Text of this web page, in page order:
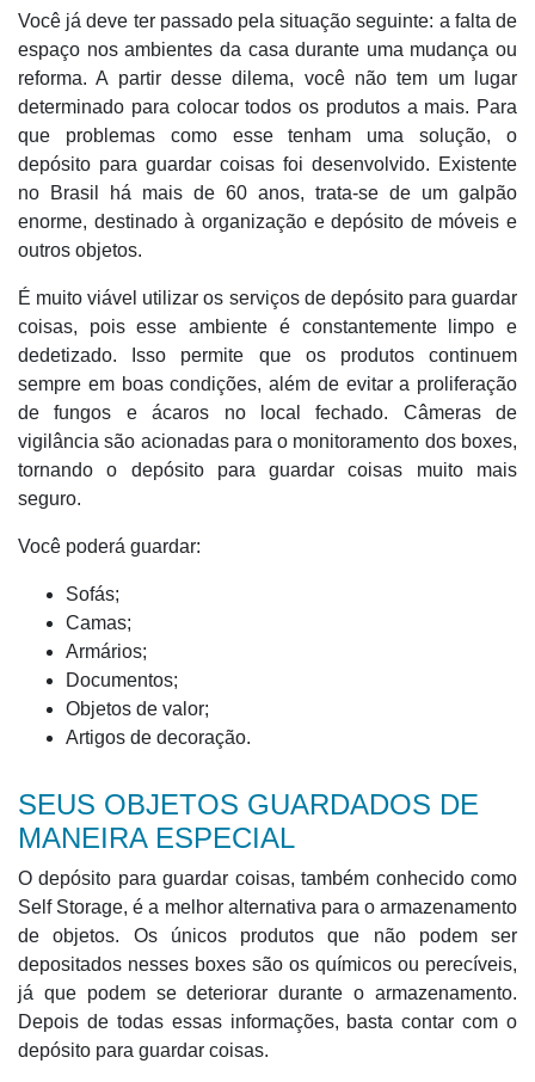
Você já deve ter passado pela situação seguinte: a falta de
espaço nos ambientes da casa durante uma mudança ou
reforma. A partir desse dilema, você não tem um lugar
determinado para colocar todos os produtos a mais. Para
que problemas como esse tenham uma solução, o
depósito para guardar coisas foi desenvolvido. Existente
no Brasil há mais de 60 anos, trata-se de um galpão
enorme, destinado à organização e depósito de móveis e
outros objetos.
É muito viável utilizar os serviços de depósito para guardar
coisas, pois esse ambiente é constantemente limpo e
dedetizado. Isso permite que os produtos continuem
sempre em boas condições, além de evitar a proliferação
de fungos e ácaros no local fechado. Câmeras de
vigilância são acionadas para o monitoramento dos boxes,
tornando o depósito para guardar coisas muito mais
seguro.
Você poderá guardar:
Sofás;
Camas;
Armários;
Documentos;
Objetos de valor;
Artigos de decoração.
SEUS OBJETOS GUARDADOS DE
MANEIRA ESPECIAL
O depósito para guardar coisas, também conhecido como
Self Storage, é a melhor alternativa para o armazenamento
de objetos. Os únicos produtos que não podem ser
depositados nesses boxes são os químicos ou perecíveis,
já que podem se deteriorar durante o armazenamento.
Depois de todas essas informações, basta contar com o
depósito para guardar coisas.